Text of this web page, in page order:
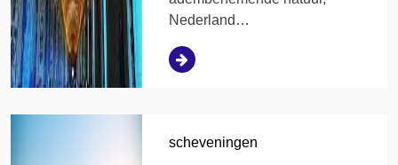
Nederland…
scheveningen